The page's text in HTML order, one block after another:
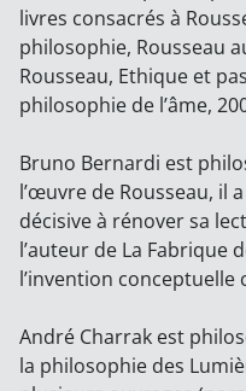
livres consacrés à
philosophie, Rousseau
Rousseau, Ethique et
philosophie de l’âme,
Bruno Bernardi est
l’œuvre de Rousseau, il
décisive à rénover sa
l’auteur de La Fabrique
l’invention conceptuelle
André Charrak est
la philosophie des